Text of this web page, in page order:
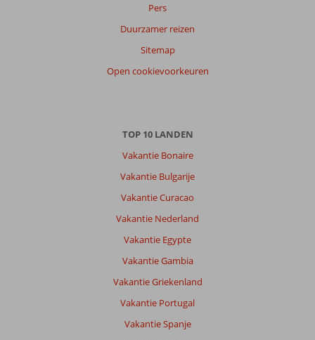
Pers
Duurzamer reizen
Sitemap
Open cookievoorkeuren
TOP 10 LANDEN
Vakantie Bonaire
Vakantie Bulgarije
Vakantie Curacao
Vakantie Nederland
Vakantie Egypte
Vakantie Gambia
Vakantie Griekenland
Vakantie Portugal
Vakantie Spanje